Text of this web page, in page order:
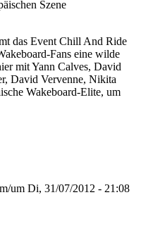
Szene
das Event Chill And Ride
Fans eine wilde
mit Yann Calves, David
David Vervenne, Nikita
Wakeboard-Elite, um
um Di, 31/07/2012 - 21:08